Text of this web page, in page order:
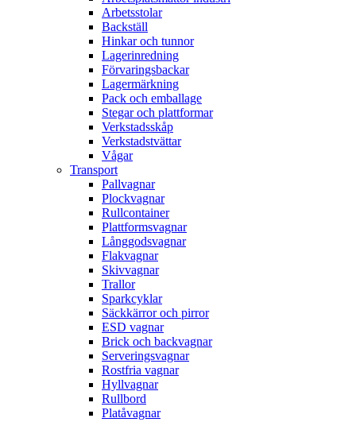
Arbetsstolar
Backställ
Hinkar och tunnor
Lagerinredning
Förvaringsbackar
Lagermärkning
Pack och emballage
Stegar och plattformar
Verkstadsskåp
Verkstadstvättar
Vågar
Transport
Pallvagnar
Plockvagnar
Rullcontainer
Plattformsvagnar
Långgodsvagnar
Flakvagnar
Skivvagnar
Trallor
Sparkcyklar
Säckkärror och pirror
ESD vagnar
Brick och backvagnar
Serveringsvagnar
Rostfria vagnar
Hyllvagnar
Rullbord
Platåvagnar